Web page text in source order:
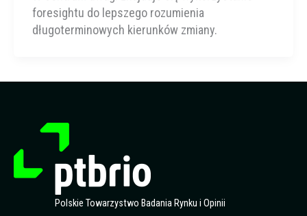
foresightu do lepszego rozumienia
długoterminowych kierunków zmiany.
Polskie Towarzystwo Badania Rynku i Opinii